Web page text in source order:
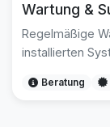
Wartung &
Regelmäßige
installierten
Beratung